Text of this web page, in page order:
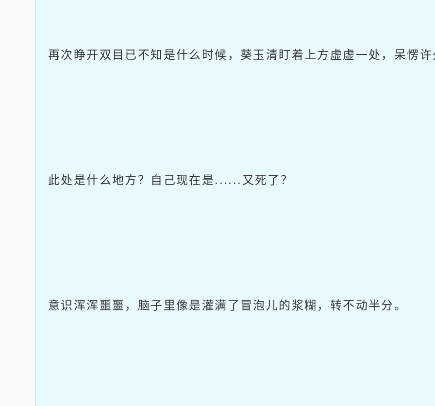
再次睁开双目已不知是什么时候，葵玉清盯着上方虚虚一处，呆愣
此处是什么地方？自己现在是......又死了？
意识浑浑噩噩，脑子里像是灌满了冒泡儿的浆糊，转不动半分。